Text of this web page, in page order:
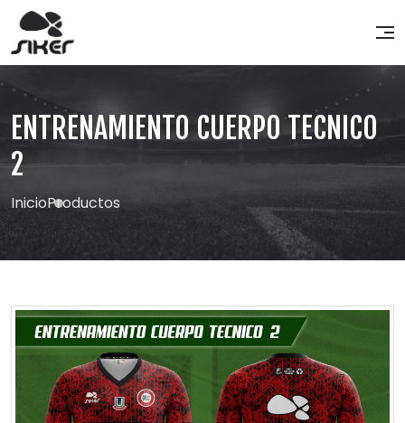
ENTRENAMIENTO CUERPO TECNICO
2
InicioProductos